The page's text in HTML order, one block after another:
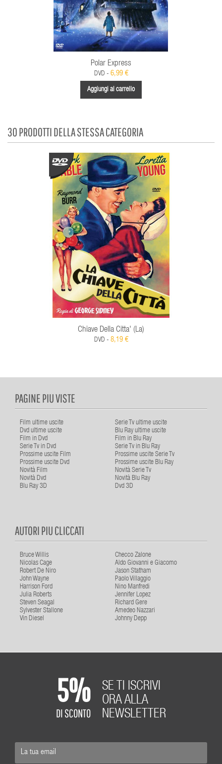
Polar Express
DVD - 6,99 €
Aggiungi al carrello
30 PRODOTTI DELLA STESSA CATEGORIA
Chiave Della Citta' (La)
DVD - 8,19 €
PAGINE PIU VISTE
Film ultime uscite
Serie Tv ultime uscite
Dvd ultime uscite
Blu Ray ultime uscite
Film in Dvd
Film in Blu Ray
Serie Tv in Dvd
Serie Tv in Blu Ray
Prossime uscite Film
Prossime uscite Serie Tv
Prossime uscite Dvd
Prossime uscite Blu Ray
Novità Film
Novità Serie Tv
Novità Dvd
Novità Blu Ray
Blu Ray 3D
Dvd 3D
AUTORI PIU CLICCATI
Bruce Willis
Checco Zalone
Nicolas Cage
Aldo Giovanni e Giacomo
Robert De Niro
Jason Statham
John Wayne
Paolo Villaggio
Harrison Ford
Nino Manfredi
Julia Roberts
Jennifer Lopez
Steven Seagal
Richard Gere
Sylvester Stallone
Amedeo Nazzari
Vin Diesel
Johnny Depp
5%
DI SCONTO
SE TI ISCRIVI
ORA ALLA
NEWSLETTER